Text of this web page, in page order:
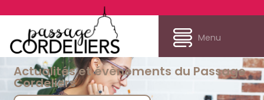
Menu
Actualités et évènements du Passage
Cordeliers